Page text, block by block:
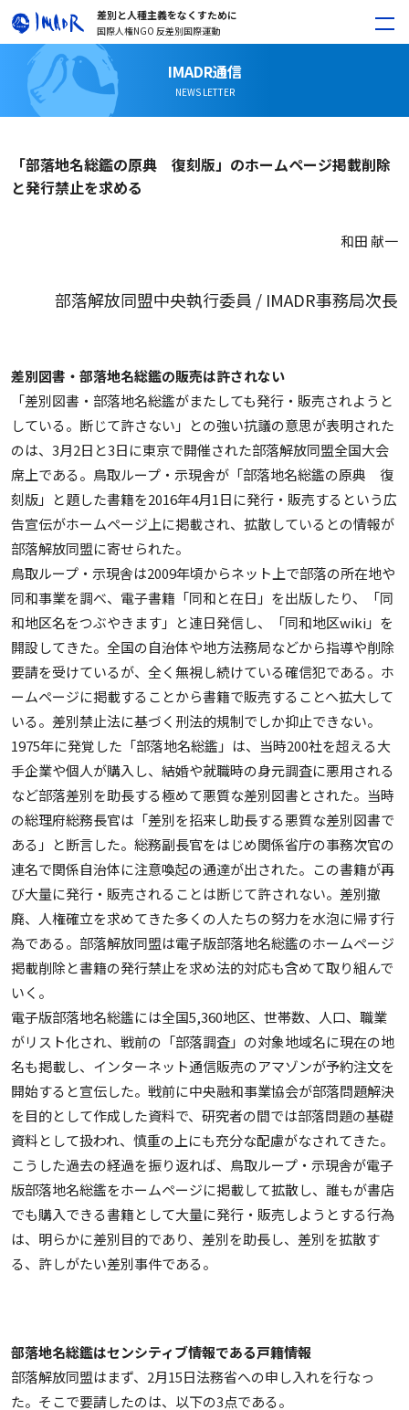
差別と人種主義をなくすために
国際人権NGO 反差別国際運動
IMADR通信
NEWS LETTER
「部落地名総鑑の原典 復刻版」のホームページ掲載削除
と発行禁止を求める
和田 献一
部落解放同盟中央執行委員 / IMADR事務局次長
差別図書・部落地名総鑑の販売は許されない
「差別図書・部落地名総鑑がまたしても発行・販売されようと
している。断じて許さない」との強い抗議の意思が表明された
のは、3月2日と3日に東京で開催された部落解放同盟全国大会
席上である。鳥取ループ・示現舎が「部落地名総鑑の原典 復
刻版」と題した書籍を2016年4月1日に発行・販売するという広
告宣伝がホームページ上に掲載され、拡散しているとの情報が
部落解放同盟に寄せられた。
鳥取ループ・示現舎は2009年頃からネット上で部落の所在地や
同和事業を調べ、電子書籍「同和と在日」を出版したり、「同
和地区名をつぶやきます」と連日発信し、「同和地区wiki」を
開設してきた。全国の自治体や地方法務局などから指導や削除
要請を受けているが、全く無視し続けている確信犯である。ホ
ームページに掲載することから書籍で販売することへ拡大して
いる。差別禁止法に基づく刑法的規制でしか抑止できない。
1975年に発覚した「部落地名総鑑」は、当時200社を超える大
手企業や個人が購入し、結婚や就職時の身元調査に悪用される
など部落差別を助長する極めて悪質な差別図書とされた。当時
の総理府総務長官は「差別を招来し助長する悪質な差別図書で
ある」と断言した。総務副長官をはじめ関係省庁の事務次官の
連名で関係自治体に注意喚起の通達が出された。この書籍が再
び大量に発行・販売されることは断じて許されない。差別撤
廃、人権確立を求めてきた多くの人たちの努力を水泡に帰す行
為である。部落解放同盟は電子版部落地名総鑑のホームページ
掲載削除と書籍の発行禁止を求め法的対応も含めて取り組んで
いく。
電子版部落地名総鑑には全国5,360地区、世帯数、人口、職業
がリスト化され、戦前の「部落調査」の対象地域名に現在の地
名も掲載し、インターネット通信販売のアマゾンが予約注文を
開始すると宣伝した。戦前に中央融和事業協会が部落問題解決
を目的として作成した資料で、研究者の間では部落問題の基礎
資料として扱われ、慎重の上にも充分な配慮がなされてきた。
こうした過去の経過を振り返れば、鳥取ループ・示現舎が電子
版部落地名総鑑をホームページに掲載して拡散し、誰もが書店
でも購入できる書籍として大量に発行・販売しようとする行為
は、明らかに差別目的であり、差別を助長し、差別を拡散す
る、許しがたい差別事件である。
部落地名総鑑はセンシティブ情報である戸籍情報
部落解放同盟はまず、2月15日法務省への申し入れを行なっ
た。そこで要請したのは、以下の3点である。